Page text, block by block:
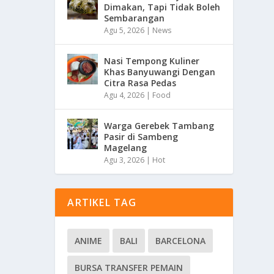
Dimakan, Tapi Tidak Boleh
Sembarangan
Agu 5, 2026 | News
Nasi Tempong Kuliner
Khas Banyuwangi Dengan
Citra Rasa Pedas
Agu 4, 2026 | Food
Warga Gerebek Tambang
Pasir di Sambeng
Magelang
Agu 3, 2026 | Hot
ARTIKEL TAG
ANIME BALI BARCELONA
BURSA TRANSFER PEMAIN